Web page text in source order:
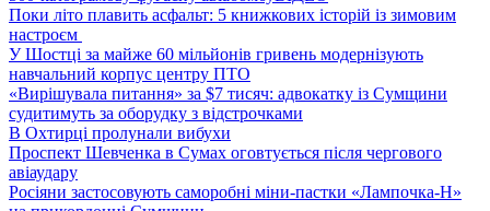
Поки літо плавить асфальт: 5 книжкових історій із зимовим
настроєм
У Шостці за майже 60 мільйонів гривень модернізують
навчальний корпус центру ПТО
«Вирішувала питання» за $7 тисяч: адвокатку із Сумщини
судитимуть за оборудку з відстрочками
В Охтирці пролунали вибухи
Проспект Шевченка в Сумах оговтується після чергового
авіаудару
Росіяни застосовують саморобні міни-пастки «Лампочка-Н»